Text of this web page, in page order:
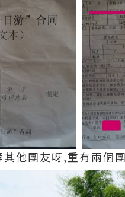
他團友呀,重有兩個